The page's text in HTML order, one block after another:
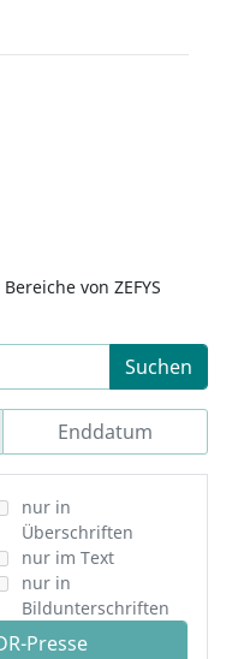
von ZEFYS
Suchen
nur in
Überschriften
nur im Text
nur in
Bildunterschriften
Presse